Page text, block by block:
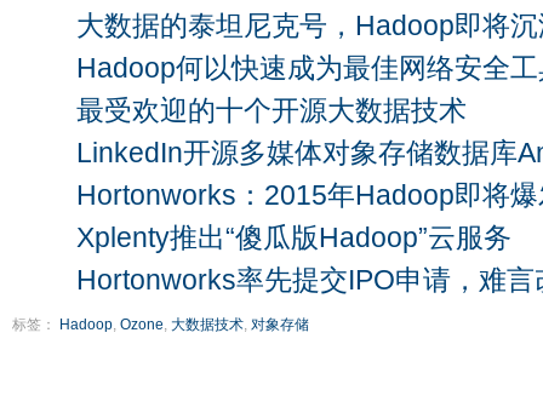
大数据的泰坦尼克号，Hadoop即将
Hadoop何以快速成为最佳网络安全
最受欢迎的十个开源大数据技术
LinkedIn开源多媒体对象存储数据库
Hortonworks：2015年Hadoop即将
Xplenty推出“傻瓜版Hadoop”云服务
Hortonworks率先提交IPO申请，难
标签： Hadoop, Ozone, 大数据技术, 对象存储